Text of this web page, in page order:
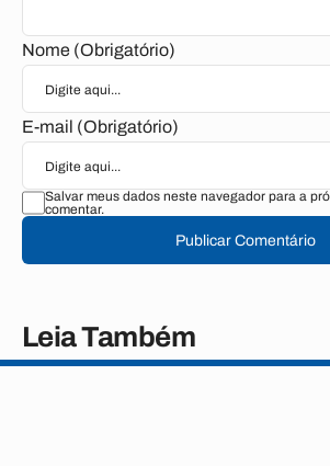
Nome (Obrigatório)
E-mail (Obrigatório)
Salvar meus dados neste navegador para a
comentar.
Publicar Comentário
Leia Também